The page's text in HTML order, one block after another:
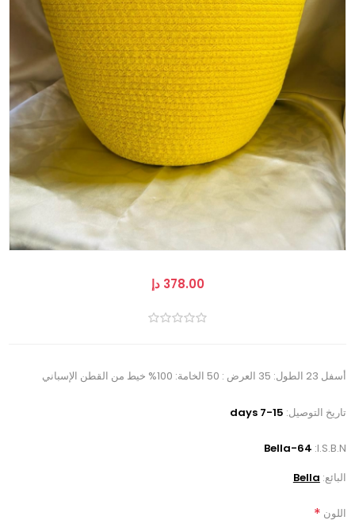
378.00 دإ
أسفل 23 الطول: 35 العرض : 50 الخامة: 100% خيط من القطن الإسباني
تاريخ التوصيل: 7-15 days
I.S.B.N:
Bella-64
البائع: Bella
اللون *